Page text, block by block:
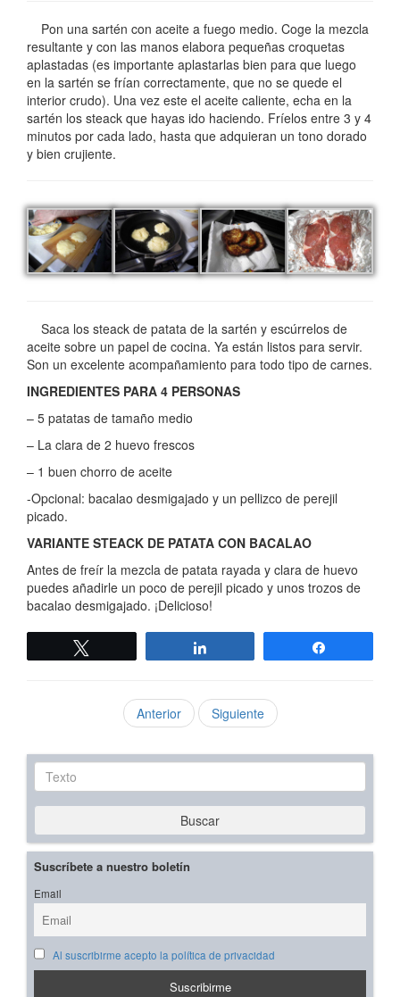
Pon una sartén con aceite a fuego medio. Coge la mezcla
resultante y con las manos elabora pequeñas croquetas
aplastadas (es importante aplastarlas bien para que luego
en la sartén se frían correctamente, que no se quede el
interior crudo). Una vez este el aceite caliente, echa en la
sartén los steack que hayas ido haciendo. Fríelos entre 3 y 4
minutos por cada lado, hasta que adquieran un tono dorado
y bien crujiente.
Saca los steack de patata de la sartén y escúrrelos de
aceite sobre un papel de cocina. Ya están listos para servir.
Son un excelente acompañamiento para todo tipo de carnes.
INGREDIENTES PARA 4 PERSONAS
– 5 patatas de tamaño medio
– La clara de 2 huevo frescos
– 1 buen chorro de aceite
-Opcional: bacalao desmigajado y un pellizco de perejil
picado.
VARIANTE STEACK DE PATATA CON BACALAO
Antes de freír la mezcla de patata rayada y clara de huevo
puedes añadirle un poco de perejil picado y unos trozos de
bacalao desmigajado. ¡Delicioso!
Anterior Siguiente
Texto
Buscar
Suscríbete a nuestro boletín
Email
Al suscribirme acepto la política de privacidad